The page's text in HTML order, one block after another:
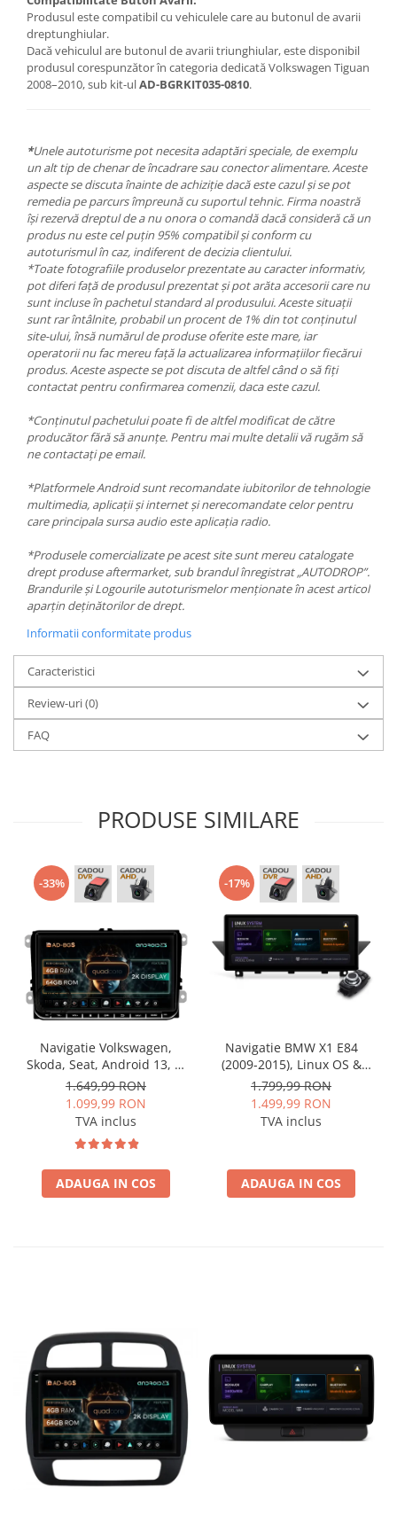
Produsul este compatibil cu vehiculele care au butonul de avarii
dreptunghiular.
Dacă vehiculul are butonul de avarii triunghiular, este disponibil
produsul corespunzător în categoria dedicată Volkswagen Tiguan
2008–2010, sub kit-ulAD-BGRKIT035-0810.
*Unele autoturisme pot necesita adaptări speciale, de exemplu
un alt tip de chenar de încadrare sau conector alimentare. Aceste
aspecte se discuta înainte de achiziție dacă este cazul și se pot
remedia pe parcurs împreună cu suportul tehnic. Firma noastră
își rezervă dreptul de a nu onora o comandă dacă consideră că un
produs nu este cel puțin 95% compatibil și conform cu
autoturismul în caz, indiferent de decizia clientului.
*Toate fotografiile produselor prezentate au caracter informativ,
pot diferi față de produsul prezentat și pot arăta accesorii care nu
sunt incluse în pachetul standard al produsului. Aceste situații
sunt rar întâlnite, probabil un procent de 1% din tot conținutul
site-ului, însă numărul de produse oferite este mare, iar
operatorii nu fac mereu față la actualizarea informațiilor fiecărui
produs. Aceste aspecte se pot discuta de altfel când o să fiți
contactat pentru confirmarea comenzii, daca este cazul.
*Conținutul pachetului poate fi de altfel modificat de către
producător fără să anunțe. Pentru mai multe detalii vă rugăm să
ne contactați pe email.
*Platformele Android sunt recomandate iubitorilor de tehnologie
multimedia, aplicații și internet și nerecomandate celor pentru
care principala sursa audio este aplicația radio.
*Produsele comercializate pe acest site sunt mereu catalogate
drept produse aftermarket, sub brandul înregistrat „AUTODROP”.
Brandurile și Logourile autoturismelor menționate în acest articol
aparțin deținătorilor de drept.
Informatii conformitate produs
Caracteristici
Review-uri(0)
FAQ
PRODUSE SIMILARE
-33%
Navigatie Volkswagen,
Skoda, Seat, Android 13, S-
Quadcore / 4GB RAM +
64GB ROM, 9 Inch - AD-
BGSW94L
1.649,99 RON
1.099,99 RON
TVA inclus
ADAUGA IN COS
-17%
Navigatie BMW X1 E84
(2009-2015), Linux OS &
OEM, Varianta iDrive,
CarPlay & Android Auto
Wireless, MirrorLink,
Camera AHD, 12.3 Inch -
1.799,99 RON
1.499,99 RON
TVA inclus
ADAUGA IN COS